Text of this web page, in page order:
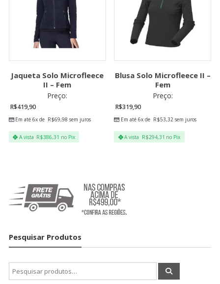
Jaqueta Solo Microfleece
II – Fem
Preço:
R$419,90
Em até 6x de R$69,98 sem juros
A vista R$386,31 no Pix
Blusa Solo Microfleece II –
Fem
Preço:
R$319,90
Em até 6x de R$53,32sem juros
A vista R$294,31 no Pix
Pesquisar Produtos
Pesquisar
por: